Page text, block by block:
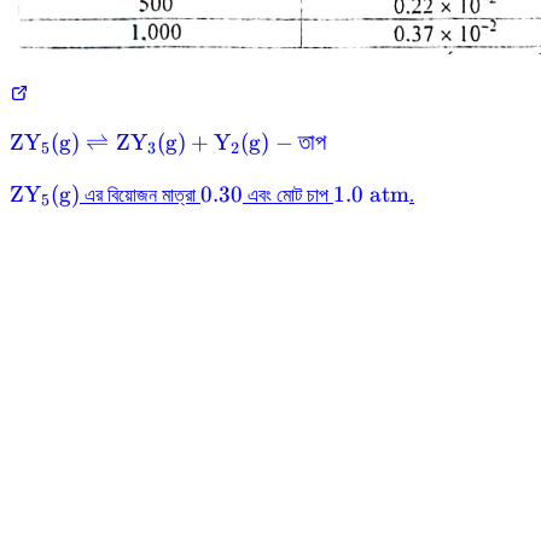
\text{ZY}_{5}
\rightleftharpoons
ZY5(g) ⇌ ZY3(g) + Y2(g) − তাপ
\text{ZY}_{5}
ZY5(g) এর বিয়োজন মাত্রা 0.30
0.30 এবং মোট চাপ 1.0\text{
1.0 atm.